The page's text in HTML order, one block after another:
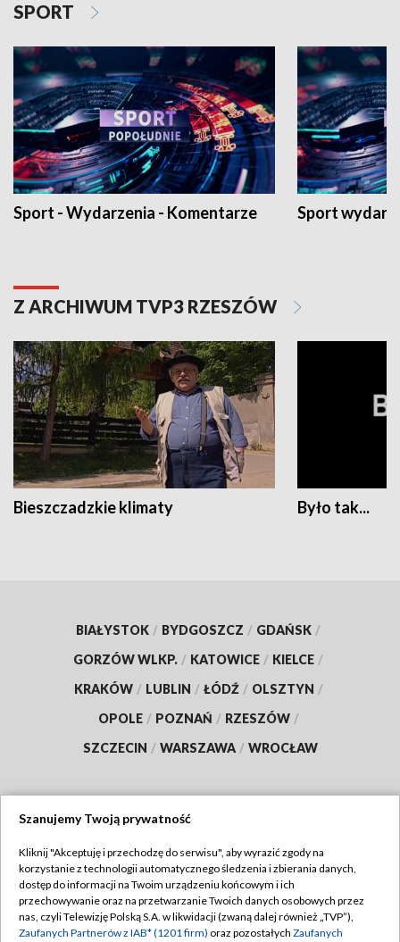
SPORT
Sport - Wydarzenia - Komentarze Sport
Z ARCHIWUM TVP3 RZESZÓW
Bieszczadzkie klimaty Było tak...
BIAŁYSTOK / BYDGOSZCZ / GDAŃSK /
GORZÓW WLKP. / KATOWICE / KIELCE /
KRAKÓW / LUBLIN / ŁÓDŹ / OLSZTYN /
OPOLE / POZNAŃ / RZESZÓW /
SZCZECIN / WARSZAWA / WROCŁAW
TVP
Abonament TVP
Emisja w TVP
Regulamin TVP
Polityka prywatności
Szanujemy Twoją prywatność
Kliknij "Akceptuję i przechodzę do serwisu", aby wyrazić zgody na
korzystanie z technologii automatycznego śledzenia i zbierania danych,
dostęp do informacji na Twoim urządzeniu końcowym i ich
przechowywanie oraz na przetwarzanie Twoich danych osobowych przez
nas, czyli Telewizję Polską S.A. w likwidacji (zwaną dalej również „TVP”),
Zaufanych Partnerów z IAB* (1201 firm) oraz pozostałych Zaufanych